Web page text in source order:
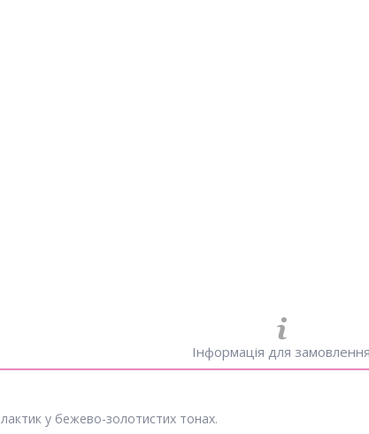
Інформація для замовлення
у бежево-золотистих тонах.